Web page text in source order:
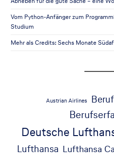
Vom Python-Anfänger zum
Studium
Mehr als Credits: Sechs Monate
Austrian Airlines
Deutsche
Lufthansa Lufthansa